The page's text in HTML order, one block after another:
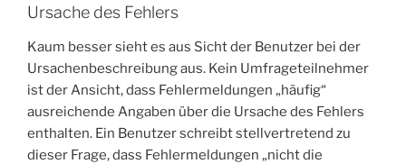
Ursache des Fehlers
Kaum besser sieht es aus Sicht der Benutzer bei der
Ursachenbeschreibung aus. Kein Umfrageteilnehmer
ist der Ansicht, dass Fehlermeldungen „häufig“
ausreichende Angaben über die Ursache des Fehlers
enthalten. Ein Benutzer schreibt stellvertretend zu
dieser Frage, dass Fehlermeldungen „nicht die